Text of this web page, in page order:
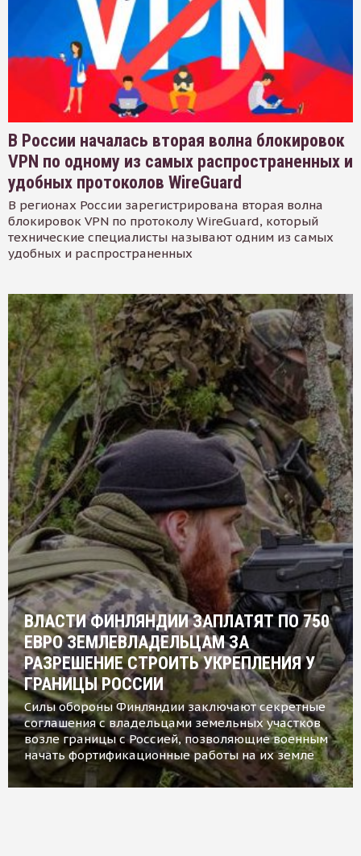
В России началась вторая волна блокировок
VPN по одному из самых распространенных и
удобных протоколов WireGuard
В регионах России зарегистрирована вторая волна
блокировок VPN по протоколу WireGuard, который
технические специалисты называют одним из самых
удобных и распространенных
ВЛАСТИ ФИНЛЯНДИИ ЗАПЛАТЯТ ПО 750
ЕВРО ЗЕМЛЕВЛАДЕЛЬЦАМ ЗА
РАЗРЕШЕНИЕ СТРОИТЬ УКРЕПЛЕНИЯ У
ГРАНИЦЫ РОССИИ
Силы обороны Финляндии заключают секретные
соглашения с владельцами земельных участков
возле границы с Россией, позволяющие военным
начать фортификационные работы на их земле